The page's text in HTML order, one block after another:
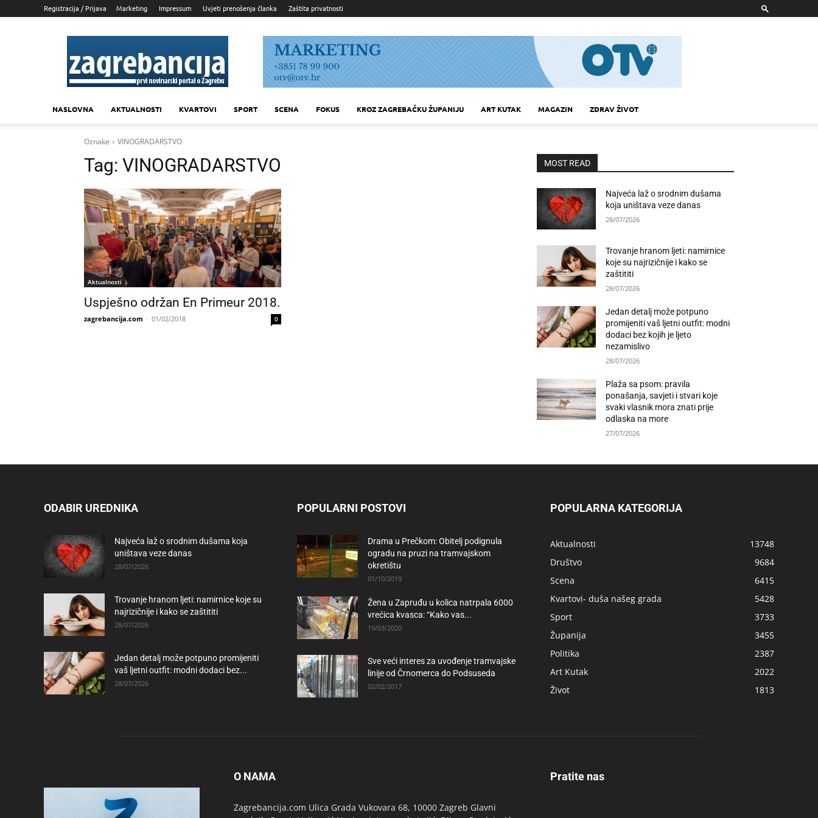
Registracija / Prijava Marketing Impressum Uvjeti prenošenja članka Zaštita privatnosti
Zagrebancija
NASLOVNA AKTUALNOSTI KVARTOVI SPORT SCENA FOKUS KROZ ZAGREBAČKU ŽUPANIJU ART KUTAK MAGAZIN ZDRAV ŽIVOT
Oznake VINOGRADARSTVO
Tag: VINOGRADARSTVO
Aktualnosti
Uspješno održan En Primeur 2018.
zagrebancija.com - 01/02/2018 0
MOST READ
Najveća laž o srodnim dušama
koja uništava veze danas
28/07/2026
Trovanje hranom ljeti: namirnice
koje su najrizičnije i kako se
zaštititi
28/07/2026
Jedan detalj može potpuno
promijeniti vaš ljetni outfit: modni
dodaci bez kojih je ljeto
nezamislivo
28/07/2026
Plaža sa psom: pravila
ponašanja, savjeti i stvari koje
svaki vlasnik mora znati prije
odlaska na more
27/07/2026
ODABIR UREDNIKA
Najveća laž o srodnim dušama koja
uništava veze danas
28/07/2026
Trovanje hranom ljeti: namirnice koje su
najrizičnije i kako se zaštititi
28/07/2026
Jedan detalj može potpuno promijeniti
vaš ljetni outfit: modni dodaci bez...
28/07/2026
POPULARNI POSTOVI
Drama u Prečkom: Obitelj podignula
ogradu na pruzi na tramvajskom
okretištu
01/10/2019
Žena u Zapruđu u kolica natrpala 6000
vrećica kvasca: “Kako vas...
19/03/2020
Sve veći interes za uvođenje tramvajske
linije od Črnomerca do Podsuseda
02/02/2017
POPULARNA KATEGORIJA
Aktualnosti
13748
Društvo
9684
Scena
6415
Kvartovi- duša našeg grada
5428
Sport
3733
Županija
3455
Politika
2387
Art Kutak
2022
Život
1813
O NAMA
Zagrebancija.com Ulica Grada Vukovara 68, 10000 Zagreb Glavni
Pratite nas